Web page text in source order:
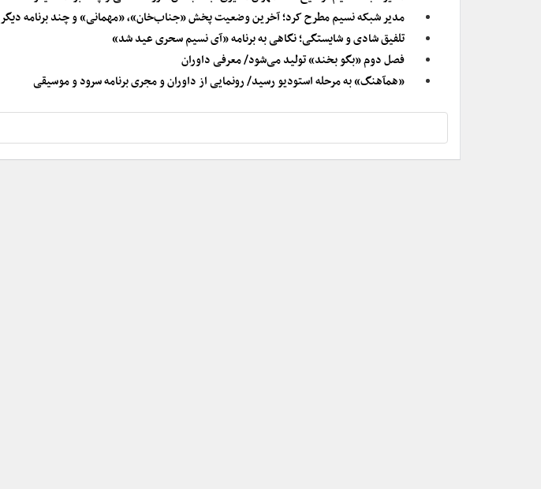
مدیر شبکه نسیم مطرح کرد؛ آخرین وضعیت پخش «جناب‌خان»، «مهمانی» و چند برنامه دیگر
تلفیق شادی و شایستگی؛ نگاهی به برنامه «آی نسیم سحری عید شد»
فصل دوم «بگو بخند» تولید می‌شود/ معرفی داوران
«همآهنگ» به مرحله استودیو رسید/ رونمایی از داوران و مجری برنامه سرود و موسیقی